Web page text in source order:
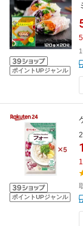
ポイントUPジャンル
ポイントUPジャンル